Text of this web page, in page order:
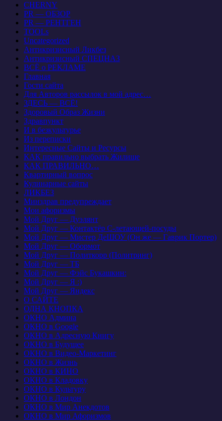
CHERNY
PR — ОБЗОР
PR — РЕНТГЕН
TOOLs
Uncategorized
Антикризисный Ликбез
Антикризисный СПЕЦНАЗ
ВСЁ о РЕКЛАМЕ
Главная
Гости сайта
Для Авторов рассылок в мой адрес…
ЗДЕСЬ — ВСЁ!
Здоровый Образ Жизни
Здравпункт
И в безкультурье
Из переписки
Интересные Сайты и Ресурсы
КАК правильно выбрать Жилище
КАК ПРАВИЛЬНО…
Квартирный вопрос
Кулинарные сайты
ЛИКБЕЗ
Минздрав предупреждает
Мои афоризмы
Мой Друг — Дуэлянт
Мой Друг — Контактёр С-летающей-посуды
Мой Друг — Мистер ДеШОУ (Он же — Гаврик Портер)
Мой Друг — Обормот
Мой Друг — Политкорр (Политринг)
Мой Друг — ТБ
Мой Друг — Фэйс Букашкин:
Мой Друг — Я :)
Мой Друг — Яндекс
О САЙТЕ
ОДНА КНОПКА
ОКНО Админа
ОКНО в Google
ОКНО в Адресную Книгу
ОКНО в Будущее
ОКНО в Видео-Маркетинг
ОКНО в Жизнь
ОКНО в КИНО
ОКНО в Кладовку
ОКНО в Культуру
ОКНО в Лондон
ОКНО в Мир Анекдотов
ОКНО в Мир Афоризмов